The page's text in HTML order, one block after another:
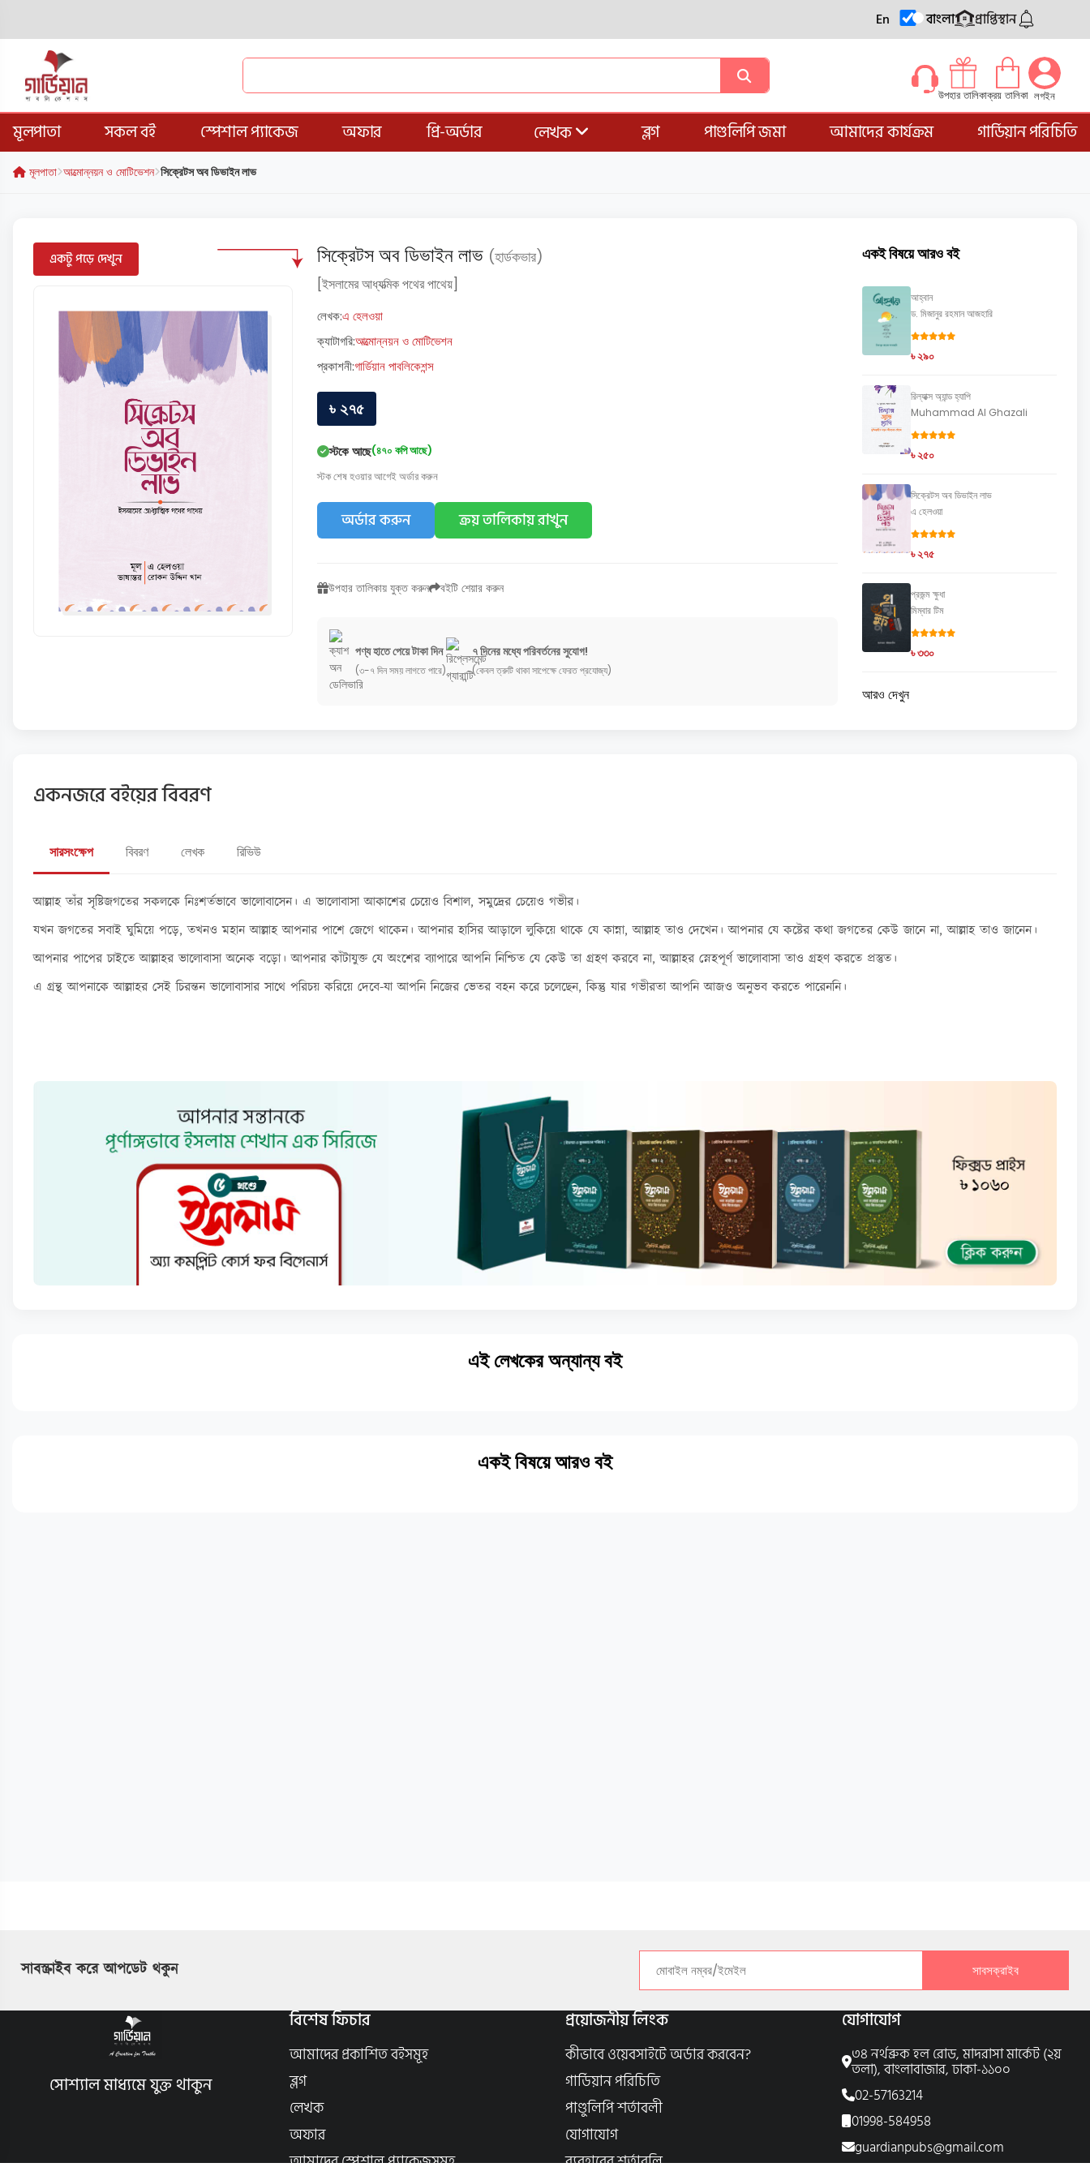
En বাংলা প্রাপ্তিস্থান
উপহার তালিকাক্রয় তালিকা লগইন
মূলপাতা সকল বই স্পেশাল প্যাকেজ অফার প্রি-অর্ডার লেখক ব্লগ পাণ্ডলিপি জমা আমাদের কার্যক্রম গার্ডিয়ান পরিচিতি
মূলপাতা আত্মোন্নয়ন ও মোটিভেশন সিক্রেটস অব ডিভাইন লাভ
একটু পড়ে দেখুন সিক্রেটস অব ডিভাইন লাভ (হার্ডকভার)
[ইসলামের আধ্যত্মিক পথের পাথেয়]
লেখক:এ হেলওয়া
ক্যাটাগরি:আত্মোন্নয়ন ও মোটিভেশন
প্রকাশনী:গার্ডিয়ান পাবলিকেশন্স
৳ ২৭৫
স্টকে আছে(৪৭০ কপি আছে)
স্টক শেষ হওয়ার আগেই অর্ডার করুন
অর্ডার করুন ক্রয় তালিকায় রাখুন
উপহার তালিকায় যুক্ত করুন বইটি শেয়ার করুন
পণ্য হাতে পেয়ে টাকা দিন
(৩-৭ দিন সময় লাগতে পারে)
৭ দিনের মধ্যে পরিবর্তনের সুযোগ!
(কেবল ত্রুটি থাকা সাপেক্ষে ফেরত প্রযোজ্য)
একই বিষয়ে আরও বই
আহ্বান
ড. মিজানুর রহমান আজহারি
৳ ২৯০
রিল্যাক্স অ্যান্ড হ্যাপি
Muhammad Al Ghazali
৳ ২৫০
সিক্রেটস অব ডিভাইন লাভ
এ হেলওয়া
৳ ২৭৫
প্রজন্ম ক্ষুধা
মিম্বার টিম
৳ ৩৩০
আরও দেখুন
একনজরে বইয়ের বিবরণ
সারসংক্ষেপ বিবরণ লেখক রিভিউ
আল্লাহ তাঁর সৃষ্টিজগতের সকলকে নিঃশর্তভাবে ভালোবাসেন। এ ভালোবাসা আকাশের চেয়েও বিশাল, সমুদ্রের চেয়েও গভীর।
যখন জগতের সবাই ঘুমিয়ে পড়ে, তখনও মহান আল্লাহ আপনার পাশে জেগে থাকেন। আপনার হাসির আড়ালে লুকিয়ে থাকে যে কান্না, আল্লাহ তাও দেখেন। আপনার যে কষ্টের কথা জগতের কেউ জানে না, আল্লাহ তাও জানেন।
আপনার পাপের চাইতে আল্লাহর ভালোবাসা অনেক বড়ো। আপনার কাঁটাযুক্ত যে অংশের ব্যাপারে আপনি নিশ্চিত যে কেউ তা গ্রহণ করবে না, আল্লাহর স্নেহপূর্ণ ভালোবাসা তাও গ্রহণ করতে প্রস্তুত।
এ গ্রন্থ আপনাকে আল্লাহর সেই চিরন্তন ভালোবাসার সাথে পরিচয় করিয়ে দেবে-যা আপনি নিজের ভেতর বহন করে চলেছেন, কিন্তু যার গভীরতা আপনি আজও অনুভব করতে পারেননি।
এই লেখকের অন্যান্য বই
একই বিষয়ে আরও বই
সাবস্ক্রাইব করে আপডেট থকুন সাবসক্রাইব
সোশ্যাল মাধ্যমে যুক্ত থাকুন
বিশেষ ফিচার
আমাদের প্রকাশিত বইসমূহ
ব্লগ
লেখক
অফার
আমাদের স্পেশাল প্যাকেজসমূহ
প্রয়োজনীয় লিংক
কীভাবে ওয়েবসাইটে অর্ডার করবেন?
গার্ডিয়ান পরিচিতি
পাণ্ডুলিপি শর্তাবলী
যোগাযোগ
ব্যবহারের শর্তাবলি
যোগাযোগ
৩৪ নর্থব্রুক হল রোড, মাদরাসা মার্কেট (২য়
তলা), বাংলাবাজার, ঢাকা-১১০০
02-57163214
01998-584958
guardianpubs@gmail.com